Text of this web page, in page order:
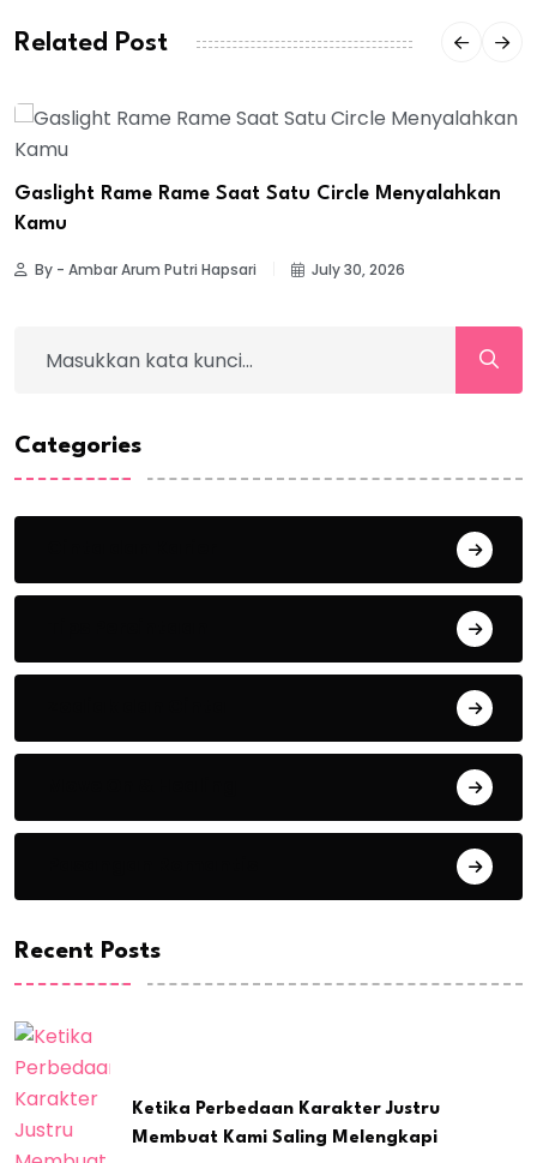
Related Post
Gaslight Rame Rame Saat Satu Circle Menyalahkan
Kamu
By - Ambar Arum Putri Hapsari July 30, 2026
Categories
Recent Posts
Ketika Perbedaan Karakter Justru
Membuat Kami Saling Melengkapi